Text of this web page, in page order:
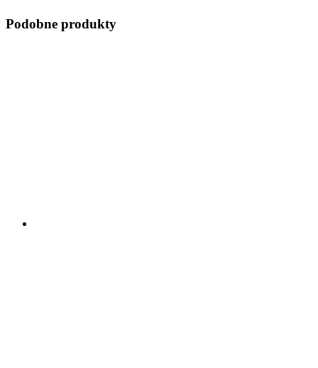
Podobne produkty